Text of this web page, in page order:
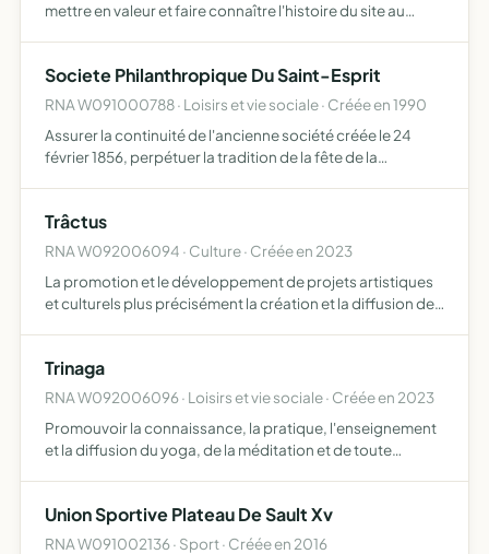
mettre en valeur et faire connaître l'histoire du site au
Societe Philanthropique Du Saint-Esprit
RNA W091000788 · Loisirs et vie sociale · Créée en 1990
Assurer la continuité de l'ancienne société créée le 24
février 1856, perpétuer la tradition de la fête de la
Trâctus
RNA W092006094 · Culture · Créée en 2023
La promotion et le développement de projets artistiques
et culturels plus précisément la création et la diffusion de
Trinaga
RNA W092006096 · Loisirs et vie sociale · Créée en 2023
Promouvoir la connaissance, la pratique, l'enseignement
et la diffusion du yoga, de la méditation et de toute
personnes par …
Union Sportive Plateau De Sault Xv
RNA W091002136 · Sport · Créée en 2016